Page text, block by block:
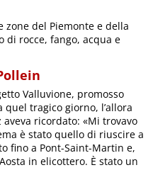
zone del Piemonte e della
rocce, fango, acqua e
Valluvione, promosso
tragico giorno, l’allora
ricordato: «Mi trovavo
è stato quello di riuscire a
fino a Pont-Saint-Martin e,
in elicottero. È stato un